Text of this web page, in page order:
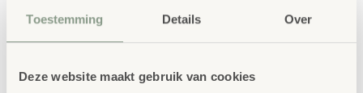
Toestemming Details Over
Deze website maakt gebruik van cookies